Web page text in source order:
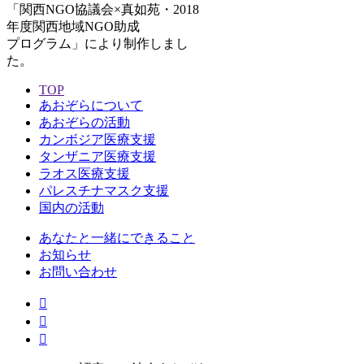
「関西NGO協議会×真如苑・2018
年度関西地域NGO助成
プログラム」により制作しまし
た。
TOP
あおぞらについて
あおぞらの活動
カンボジア医療支援
タンザニア医療支援
ラオス医療支援
パレスチナマスク支援
国内の活動
あなたと一緒にできること
お知らせ
お問い合わせ